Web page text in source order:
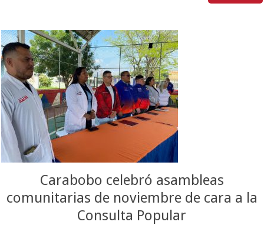
Carabobo celebró asambleas
comunitarias de noviembre de cara a la
Consulta Popular